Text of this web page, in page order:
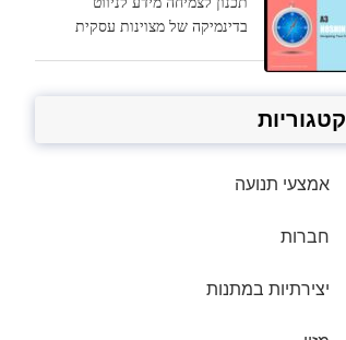
בדינמיקה של מצוינות עסקית
קטגוריות
אמצעי תנועה
חברות
יצירתיות במתנות